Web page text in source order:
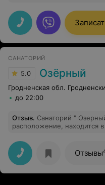
пациенту, назначенное
всем рекомендую.
САНАТОРИЙ
5.0 Озёрный
Гродненская обл.
до 22:00
Отзыв. Санаторий "
расположение, находится
продумано, аллеи для
детская площадка.
квалифицированные
проводятся культурные
экскурсии. Есть
Отзывы